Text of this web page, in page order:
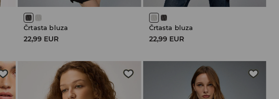
Črtasta bluza
22,99 EUR
Črtasta bluza
22,99 EUR